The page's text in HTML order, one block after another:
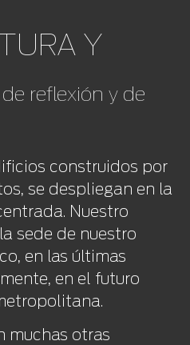
Y
reflexión y de
construidos por
se despliegan en la
Nuestro
sede de nuestro
en las últimas
en el futuro
muchas otras